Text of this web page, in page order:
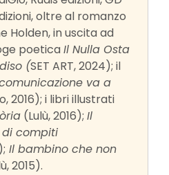
oltre al romanzo
Holden, in uscita ad
poeticaIl Nulla Osta
(SET ART, 2024); il
va a
2016); i libri illustrati
(Lulù, 2016); Il
compiti
Il bambino che non
2015).